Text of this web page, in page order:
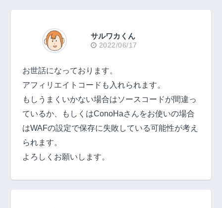
サルワカくん
2022/06/17
お世話になっております。
アフィリエイトコードも入れられます。
もしうまくいかない場合はソースコードが間違っ
ているか、もしくはConoHaさんをお使いの場合
はWAFの設定で保存に失敗している可能性が考え
られます。
よろしくお願いします。